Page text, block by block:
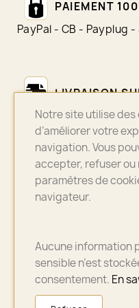
PAIEMENT
PayPal - CB - Payplug
LIVRAISON
Colissimo -
ASSURANCE
Bijoux sélectionnés
© 2026 - A3PLUS2 -
- Paris
Notre site utilise
d’améliorer votre
navigation. Vous
accepter, refuser ou
paramètres de
navigateur.
Aucune information
sensible n’est
consentement. En